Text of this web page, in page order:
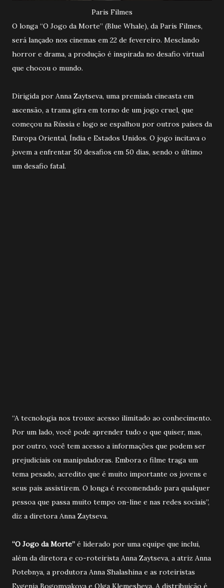
Paris Filmes
O longa “O Jogo da Morte” (Blue Whale), da Paris Filmes,
será lançado nos cinemas em 22 de fevereiro. Mesclando
horror e drama, a produção é inspirada no desafio virtual
que chocou o mundo.
Dirigida por Anna Zaytseva, uma premiada cineasta em
ascensão, a trama gira em torno de um jogo cruel, que
começou na Rússia e logo se espalhou por outros países da
Europa Oriental, Índia e Estados Unidos. O jogo incitava o
jovem a enfrentar 50 desafios em 50 dias, sendo o último
um desafio fatal.
“A tecnologia nos trouxe acesso ilimitado ao conhecimento.
Por um lado, você pode aprender tudo o que quiser, mas,
por outro, você tem acesso a informações que podem ser
prejudiciais ou manipuladoras. Embora o filme traga um
tema pesado, acredito que é muito importante os jovens e
seus pais assistirem. O longa é recomendado para qualquer
pessoa que passa muito tempo on-line e nas redes sociais”,
diz a diretora Anna Zaytseva.
“O Jogo da Morte” é liderado por uma equipe que inclui,
além da diretora e co-roteirista Anna Zaytseva, a atriz Anna
Potebnya, a produtora Anna Shalashina e as roteiristas
Evgenia Bogomyakova e Olga Klemesheva. A distribuição é